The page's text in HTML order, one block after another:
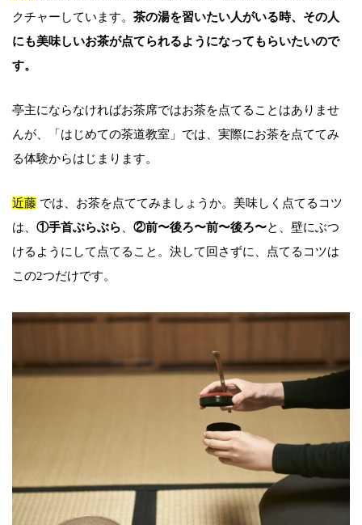
クチャーしています。 茶の湯を習いたい人がいる時、その人
にも美味しいお茶が点てられるようになってもらいたいので
す。
亭主にならなければお茶席ではお茶を点てることはありませ
んが、「はじめての茶道教室」では、実際にお茶を点ててみ
る体験からはじまります。
近藤 では、お茶を点ててみましょうか。美味しく点てるコツ
は、 ①手首ぶらぶら ②前〜後ろ〜前〜後ろ〜と、壁にぶつ
けるようにして点てること。決して回さずに、点てるコツは
この2つだけです。